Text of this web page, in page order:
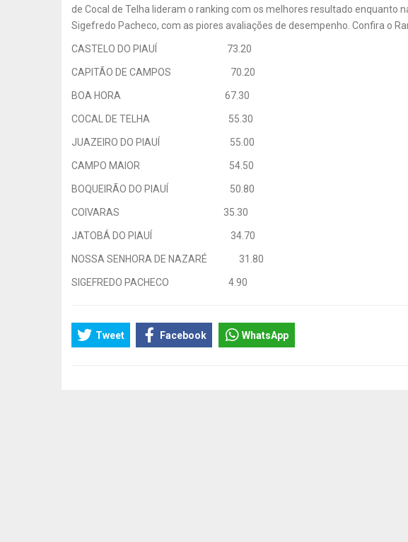
de Cocal de Telha lideram o ranking com os melhores resultado enquanto
Sigefredo Pacheco, com as piores avaliações de desempenho. Confira o
CASTELO DO PIAUÍ 73.20
CAPITÃO DE CAMPOS 70.20
BOA HORA 67.30
COCAL DE TELHA 55.30
JUAZEIRO DO PIAUÍ 55.00
CAMPO MAIOR 54.50
BOQUEIRÃO DO PIAUÍ 50.80
COIVARAS 35.30
JATOBÁ DO PIAUÍ 34.70
NOSSA SENHORA DE NAZARÉ 31.80
SIGEFREDO PACHECO 4.90
Tweet Facebook WhatsApp